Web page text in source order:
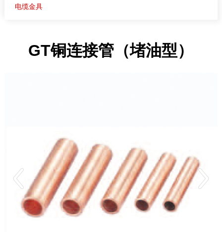
电缆金具
GT铜连接管（堵油型）